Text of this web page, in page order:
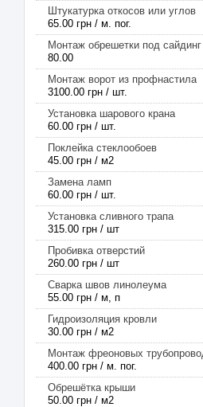
Штукатурка откосов или углов
65.00 грн / м. пог.
Монтаж обрешетки под сайдинг
80.00
Монтаж ворот из профнастила
3100.00 грн / шт.
Установка шарового крана
60.00 грн / шт.
Поклейка стеклообоев
45.00 грн / м2
Замена ламп
60.00 грн / шт.
Установка сливного трапа
315.00 грн / шт
Пробивка отверстий
260.00 грн / шт
Сварка швов линолеума
55.00 грн / м, п
Гидроизоляция кровли
30.00 грн / м2
Монтаж фреоновых
400.00 грн / м. пог.
Обрешётка крыши
50.00 грн / м2